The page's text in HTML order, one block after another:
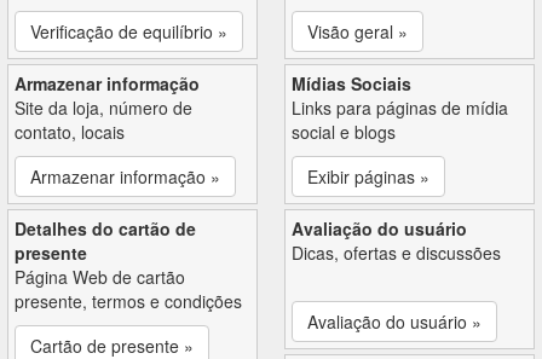
Verificação de equilíbrio »
Visão geral »
Armazenar informação
Site da loja, número de
contato, locais
Armazenar informação »
Mídias Sociais
Links para páginas de mídia
social e blogs
Exibir páginas »
Detalhes do cartão de
presente
Página Web de cartão
presente, termos e condições
Cartão de presente »
Avaliação do usuário
Dicas, ofertas e discussões
Avaliação do usuário »